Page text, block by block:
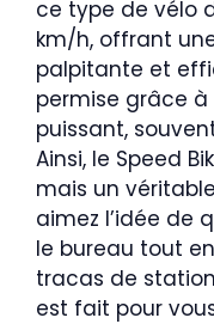
ce type de vélo
km/h, offrant
palpitante et
permise grâce
puissant,
Ainsi, le Speed
mais un
aimez l’idée de
le bureau tout
tracas de
est fait pour